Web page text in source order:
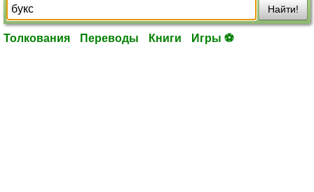
Найти!
Толкования Переводы Книги Игры ⚽